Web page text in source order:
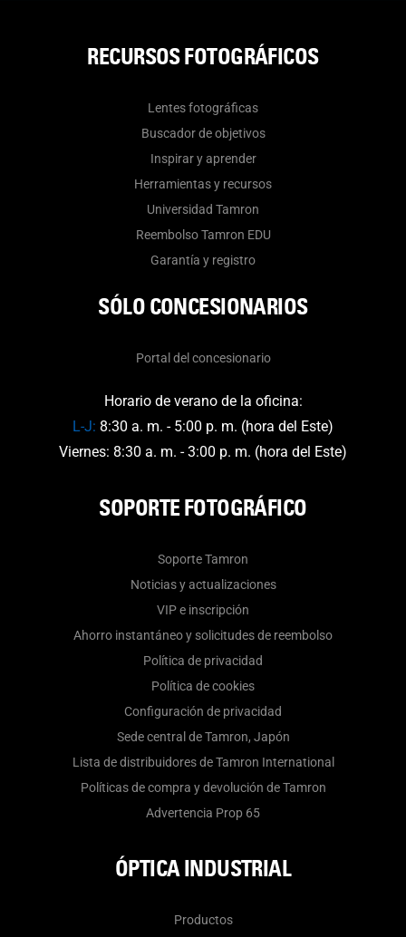
RECURSOS FOTOGRÁFICOS
Lentes fotográficas
Buscador de objetivos
Inspirar y aprender
Herramientas y recursos
Universidad Tamron
Reembolso Tamron EDU
Garantía y registro
SÓLO CONCESIONARIOS
Portal del concesionario
Horario de verano de la oficina:
L-J: 8:30 a. m. - 5:00 p. m. (hora del Este)
Viernes: 8:30 a. m. - 3:00 p. m. (hora del Este)
SOPORTE FOTOGRÁFICO
Soporte Tamron
Noticias y actualizaciones
VIP e inscripción
Ahorro instantáneo y solicitudes de reembolso
Política de privacidad
Política de cookies
Configuración de privacidad
Sede central de Tamron, Japón
Lista de distribuidores de Tamron International
Políticas de compra y devolución de Tamron
Advertencia Prop 65
ÓPTICA INDUSTRIAL
Productos